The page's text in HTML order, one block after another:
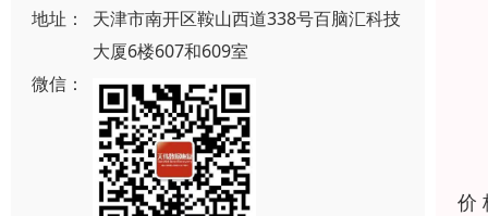
地址：
天津市南开区鞍山西道338号百脑汇科技
大厦6楼607和609室
微信：
价